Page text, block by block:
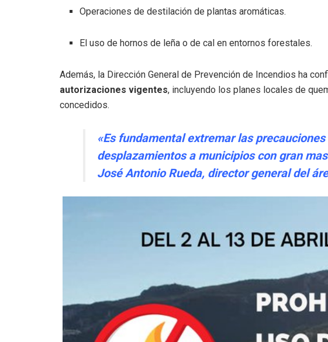
Operaciones de destilación de plantas aromáticas.
El uso de hornos de leña o de cal en entornos forestales.
Además, la Dirección General de Prevención de Incendios ha
autorizaciones vigentes, incluyendo los planes locales de
concedidos.
«Es fundamental extremar las
desplazamientos a municipios con gran
José Antonio Rueda, director general del